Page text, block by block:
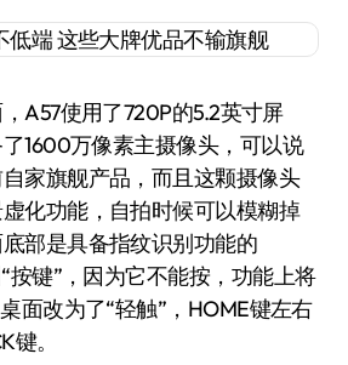
使用了720P的5.2英寸屏
1600万像素主摄像头，可以说
家旗舰产品，而且这颗摄像头
化功能，自拍时候可以模糊掉
部是具备指纹识别功能的
按键”，因为它不能按，功能上将
面改为了“轻触”，HOME键左右
。